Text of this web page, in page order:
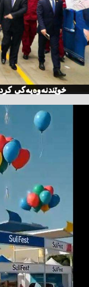
خوێندنەوەیەكی